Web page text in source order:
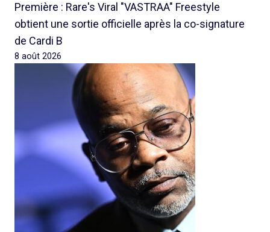
Première : Rare's Viral "VASTRAA" Freestyle
obtient une sortie officielle après la co-signature
de Cardi B
8 août 2026